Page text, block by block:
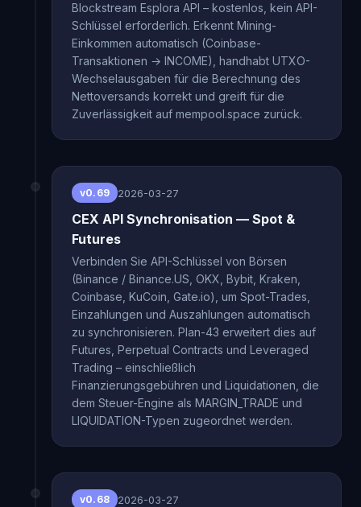
Blockstream Esplora API – kostenlos, kein API-
Schlüssel erforderlich. Erkennt Mining-
Einkommen automatisch (Coinbase-
Transaktionen → INCOME), handhabt UTXO-
Wechselausgaben für die Berechnung des
Nettoversands korrekt und greift für die
Zuverlässigkeit auf mempool.space zurück.
v0.69 2026-03-27
CEX API Synchronisation — Spot &
Futures
Verbinden Sie API-Schlüssel von Börsen
(Binance / Binance.US, OKX, Bybit, Kraken,
Coinbase, KuCoin, Gate.io), um Spot-Trades,
Einzahlungen und Auszahlungen automatisch
zu synchronisieren. Plan-43 erweitert dies auf
Futures, Perpetual Contracts und Leveraged
Trading – einschließlich
Finanzierungsgebühren und Liquidationen, die
dem Steuer-Engine als MARGIN_TRADE und
LIQUIDATION-Typen zugeordnet werden.
v0.68 2026-03-27